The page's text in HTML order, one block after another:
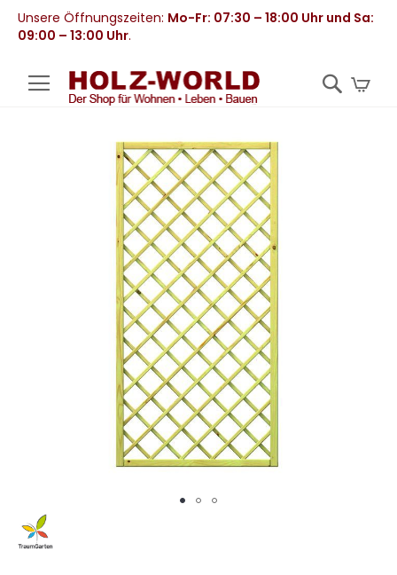
Unsere Öffnungszeiten: Mo-Fr: 07:30 – 18:00 Uhr und Sa:
09:00 – 13:00 Uhr.
Zum
Anfang